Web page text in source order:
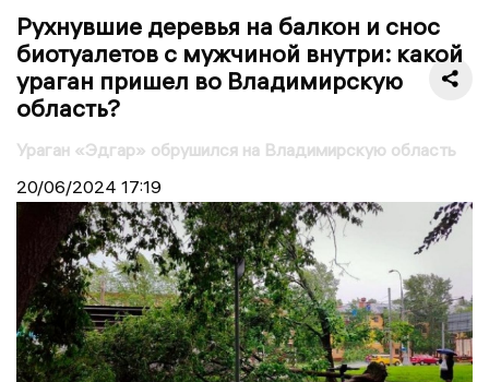
Рухнувшие деревья на балкон и снос
биотуалетов с мужчиной внутри: какой
ураган пришел во Владимирскую
область?
Ураган «Эдгар» обрушился на Владимирскую область
20/06/2024 17:19